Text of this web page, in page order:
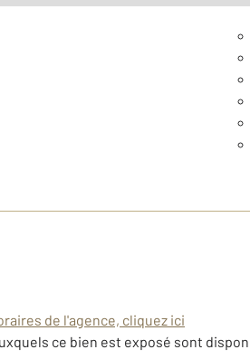
de l'agence, cliquez ici
ce bien est exposé sont